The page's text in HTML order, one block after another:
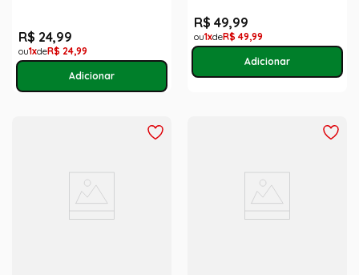
R$ 24,99
1 R$ 24,99
R$ 49,99
1 R$ 49,99